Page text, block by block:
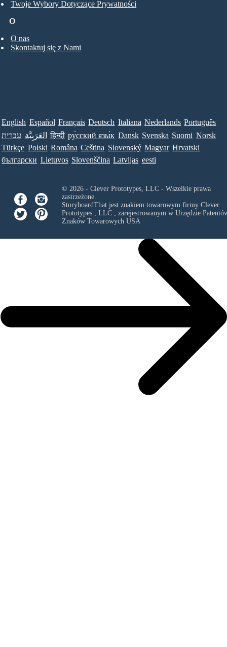
O
O nas
Skontaktuj się z Nami
Twoje Wybory Dotyczące Prywatności
English Español Français Deutsch Italiana Nederlands Português
עברית العَرَبِيَّة हिन्दी ру́сский язы́к Dansk Svenska Suomi Norsk
Türkçe Polski Româna Ceština Slovenský Magyar Hrvatski
български Lietuvos Slovenščina Latvijas eesti
© 2026 - Clever Prototypes, LLC - Wszelkie prawa
zastrzeżone.
StoryboardThat jest znakiem towarowym firmy Clever
Prototypes , LLC, zarejestrowanym w Urzędzie
Znaków Towarowych USA